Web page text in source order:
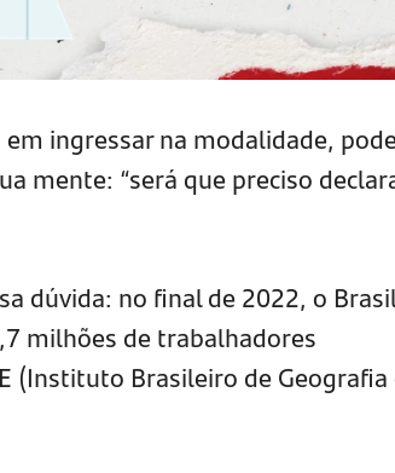
ingressar na modalidade,
mente: “será que preciso
dúvida: no final de 2022, o Brasil
milhões de trabalhadores
(Instituto Brasileiro de Geografia